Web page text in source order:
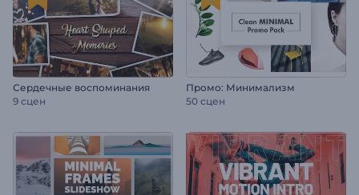
Сердечные воспоминания
9 сцен
Промо: Минимализм
50 сцен